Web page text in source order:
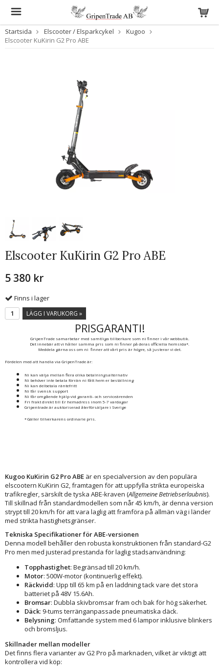
Startsida Elscooter / Elsparkcykel
Kugoo
Elscooter KuKirin G2 Pro ABE
Elscooter KuKirin G2 Pro ABE
5 380 kr
Finns i lager
LÄGG I VARUKORG »
PRISGARANTI!
GripenTrade samarbetar med samtliga tillberkare som ni finner i vår webbutik.
Det innebär att vi håller samma pris som ni finner på deras officiella hemsida*.
Meddela gärna oss om ni finner att vårt pris är högre, så justerar vi det.
Fördelen med att handla via GripenTrade är:
Ni kan välja mellan flera olika betalningsalternativ
Ni behöver inte betala förrän ni fått hem er beställning
Ni kan delbetala räntefritt
Ni får svensk support
Ni får omgående hjälp vid garanti- och serviceärenden
Fri frakt direkt till Er hemadress inom 5-7 vardagar
Gripentrade är auktoriserad återförsäljare i Sverige
* Gäller tillverkarens ordinarie pris.
Kugoo KuKirin G2 Pro ABE är en specialversion av den populära
elscootern KuKirin G2, framtagen för att uppfylla strikta europeiska
trafikregler, särskilt de tyska ABE-kraven (Allgemeine Betriebserlaubnis).
Till skillnad från standardmodellen som når 45 km/h, är denna version
strypt till 20 km/h för att vara laglig att framföra på allmän väg i länder
med strikta hastighetsgränser.
Tekniska Specifikationer för ABE-versionen
Denna modell behåller den robusta konstruktionen från standard-G2
Pro men med justerad prestanda för laglig stadsanvändning:
Topphastighet: Begränsad till 20 km/h.
Motor: 500W-motor (kontinuerlig effekt).
Räckvidd: Upp till 65 km på en laddning tack vare det stora
batteriet på 48V 15.6Ah.
Bromsar: Dubbla skivbromsar fram och bak för hög säkerhet.
Däck: 9-tums terränganpassade pneumatiska däck.
Belysning: Omfattande system med 6 lampor inklusive blinkers
och bromsljus.
Skillnader mellan modeller
Det finns flera varianter av G2 Pro på marknaden, vilket är viktigt att
kontrollera vid köp: